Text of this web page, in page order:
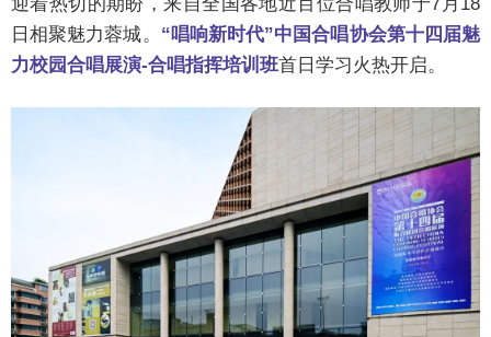
迎着热切的期盼，来自全国各地近百位合唱教师于7月18
日相聚魅力蓉城。 “唱响新时代”中国合唱协会第十四届魅
力校园合唱展演-合唱指挥培训班首日学习火热开启。